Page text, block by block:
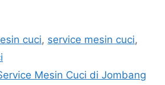
cuci, service mesin cuci,
Mesin Cuci di Jombang